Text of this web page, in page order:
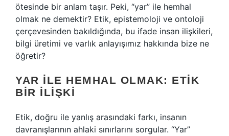
ötesinde bir anlam taşır. Peki, “yar” ile hemhal
olmak ne demektir? Etik, epistemoloji ve ontoloji
çerçevesinden bakıldığında, bu ifade insan ilişkileri,
bilgi üretimi ve varlık anlayışımız hakkında bize ne
öğretir?
YAR ILE HEMHAL OLMAK: ETIK
BIR İLIŞKI
Etik, doğru ile yanlış arasındaki farkı, insanın
davranışlarının ahlaki sınırlarını sorgular. “Yar”